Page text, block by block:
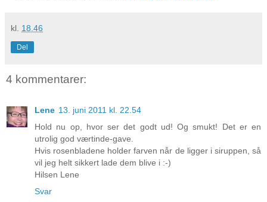
kl. 18.46
Del
4 kommentarer:
Lene 13. juni 2011 kl. 22.54
Hold nu op, hvor ser det godt ud! Og smukt! Det er en
utrolig god værtinde-gave.
Hvis rosenbladene holder farven når de ligger i siruppen, så
vil jeg helt sikkert lade dem blive i :-)
Hilsen Lene
Svar